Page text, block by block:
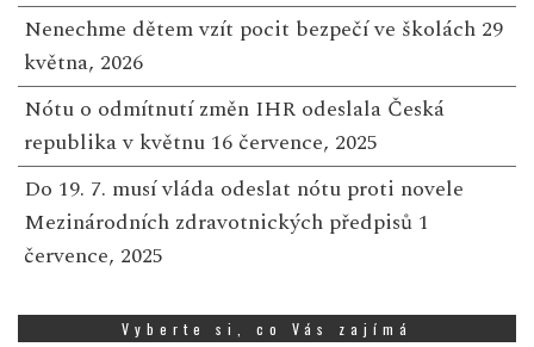
Nenechme dětem vzít pocit bezpečí ve školách 29
května, 2026
Nótu o odmítnutí změn IHR odeslala Česká
republika v květnu 16 července, 2025
Do 19. 7. musí vláda odeslat nótu proti novele
Mezinárodních zdravotnických předpisů 1
července, 2025
Vyberte si, co Vás zajímá